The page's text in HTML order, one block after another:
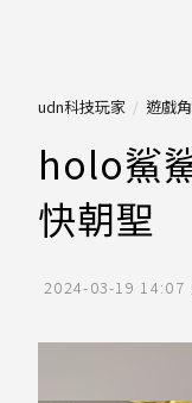
udn科技玩家 遊戲
holo鯊
快朝聖
2024-03-19 14:07